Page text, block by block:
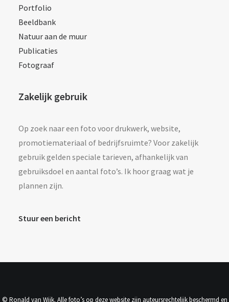
Portfolio
Beeldbank
Natuur aan de muur
Publicaties
Fotograaf
Zakelijk gebruik
Op zoek naar een foto voor drukwerk, website,
promotiemateriaal of bedrijfsruimte? Voor zakelijk
gebruik gelden speciale tarieven, afhankelijk van
gebruiksdoel en aantal foto’s. Ik hoor graag wat je
plannen zijn.
Stuur een bericht
© Ronald van Wijk. Alle foto’s op deze website zijn auteursrechtelijk beschermd en